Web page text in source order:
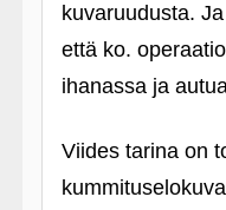
kuvaruudusta.
että ko.
ihanassa ja
Viides tarina on